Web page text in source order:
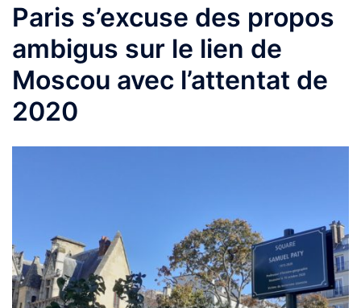
Paris s’excuse des propos
ambigus sur le lien de
Moscou avec l’attentat de
2020